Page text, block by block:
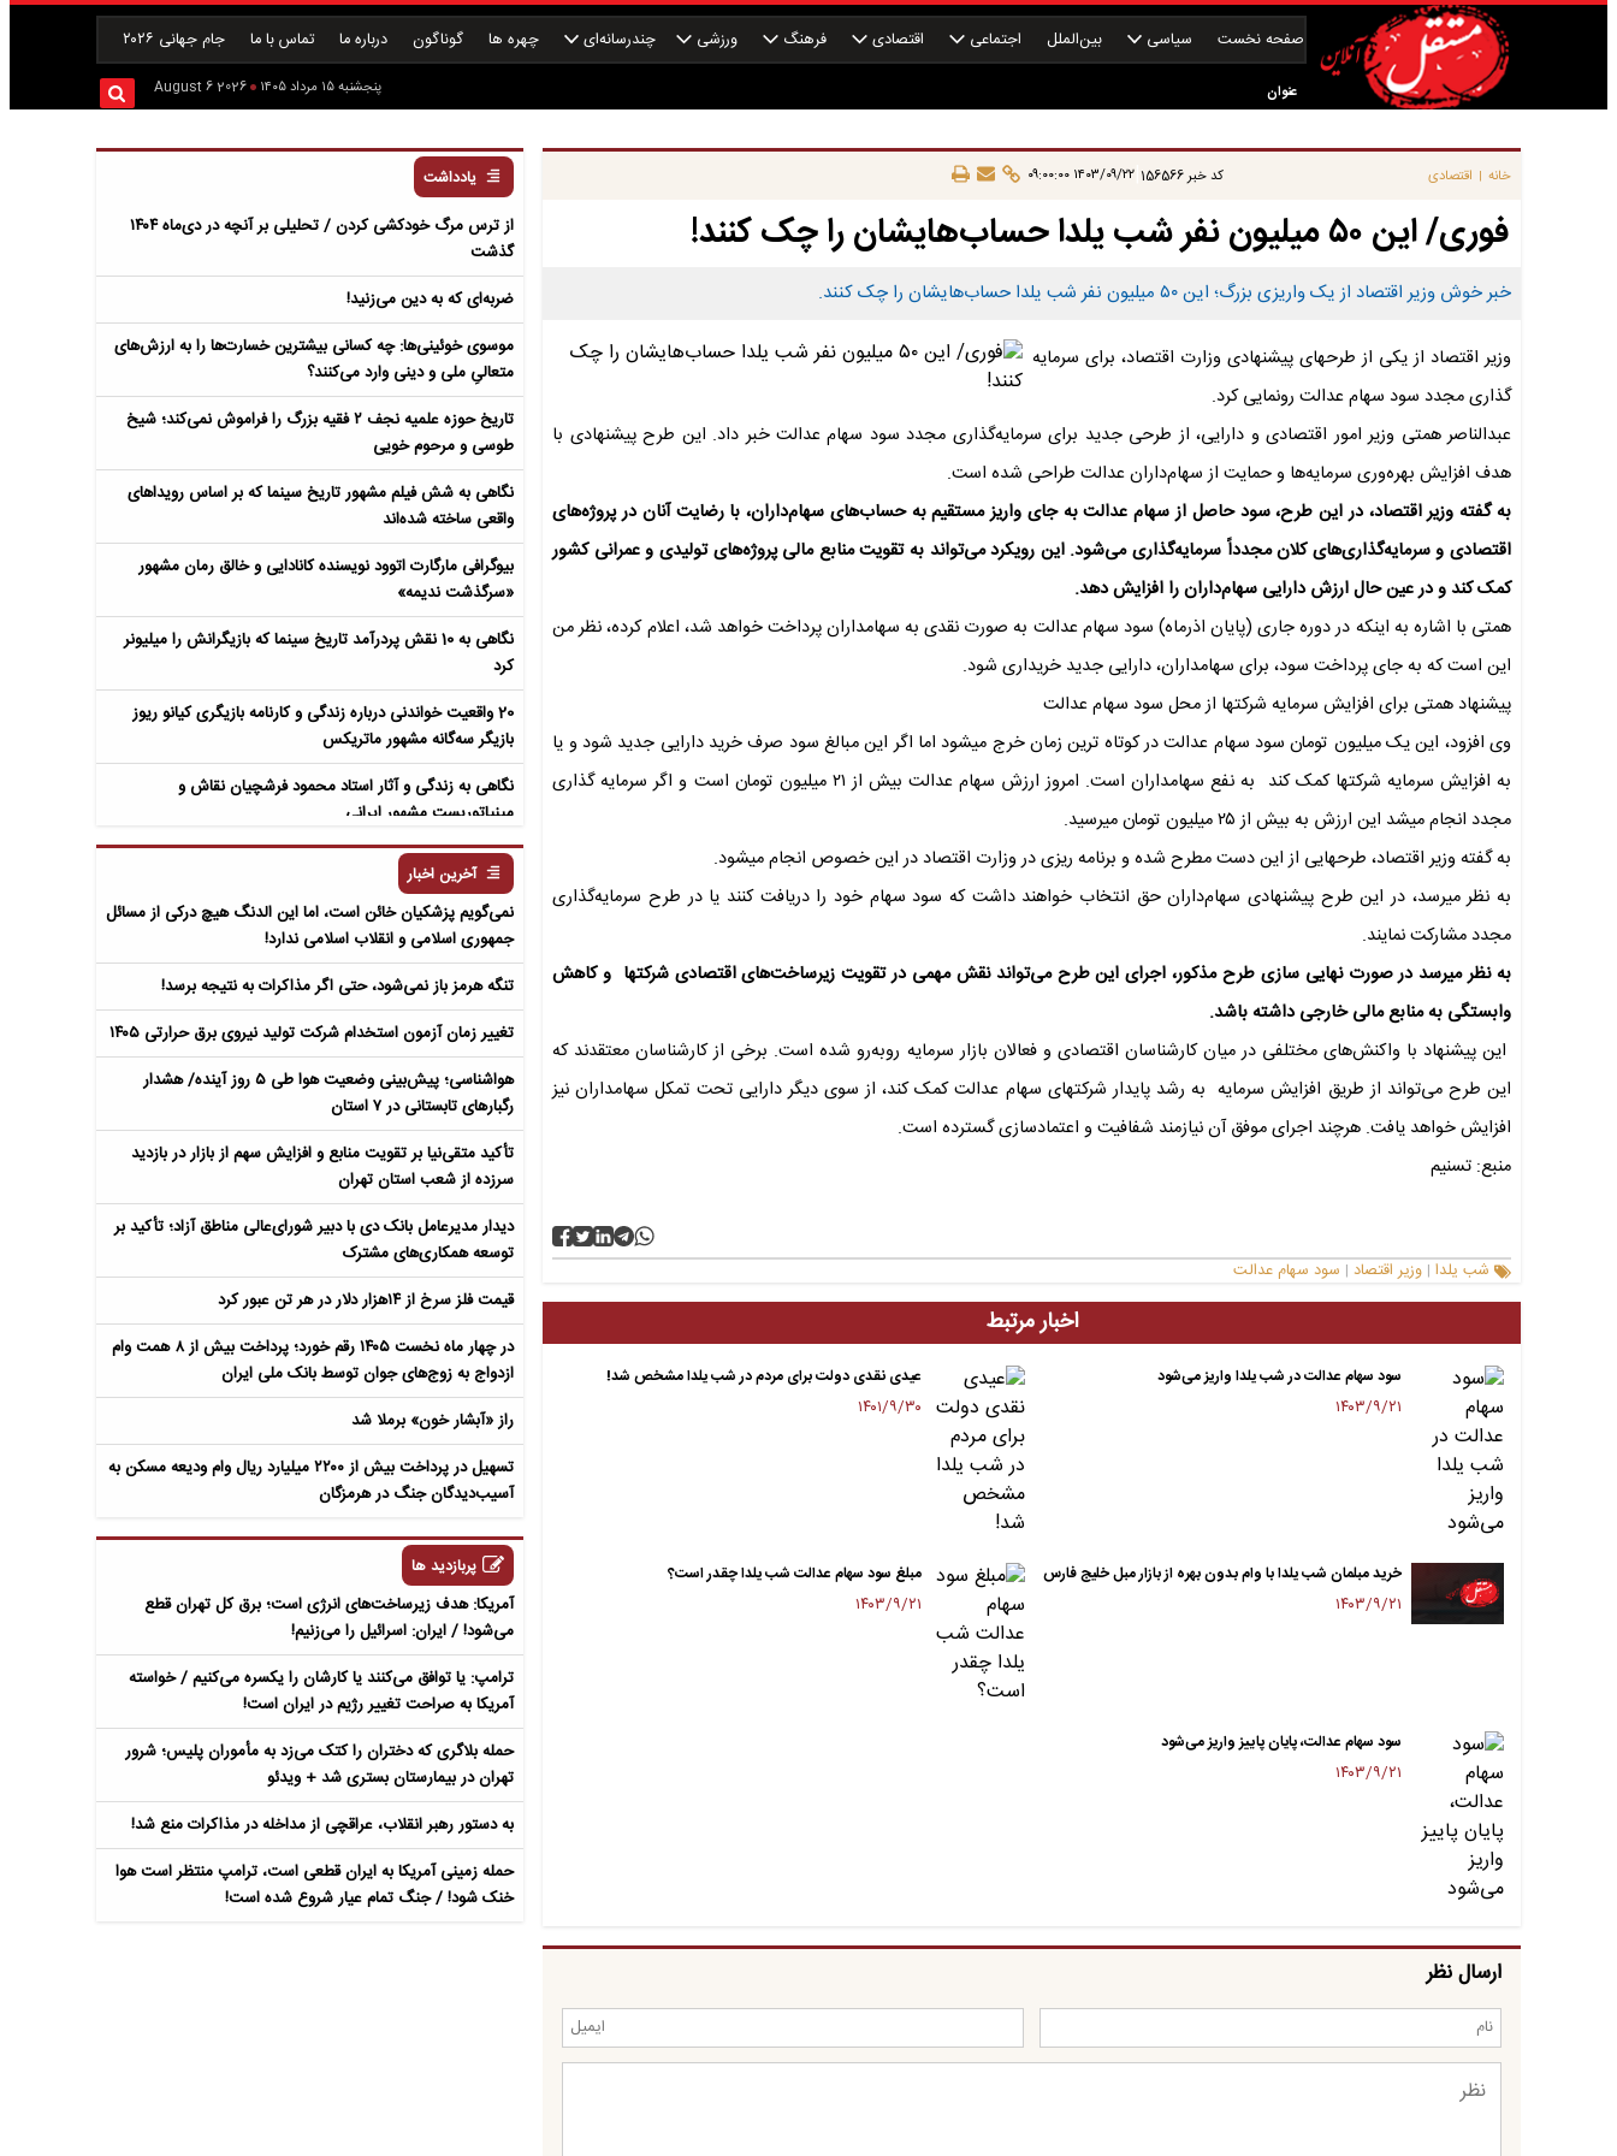
صفحه نخست سیاسی بین‌الملل اجتماعی اقتصادی فرهنگ ورزشی چندرسانه‌ای چهره ها گوناگون درباره ما تماس با ما جام جهانی ۲۰۲۶
عنوان پنجشنبه ۱۵ مرداد ۱۴۰۵ 2026 August 6
خانه | اقتصادی کد خبر156566
|۱۴۰۳/۰۹/۲۲ ۰۹:۰۰:۰۰
فوری/ این ۵۰ میلیون نفر شب یلدا حساب‌هایشان را چک کنند!
خبر خوش وزیر اقتصاد از یک واریزی بزرگ؛ این ۵۰ میلیون نفر شب یلدا حساب‌هایشان را چک کنند.
وزیر اقتصاد از یکی از طرحهای پیشنهادی وزارت اقتصاد، برای سرمایه
گذاری مجدد سود سهام عدالت رونمایی کرد.
عبدالناصر همتی وزیر امور اقتصادی و دارایی، از طرحی جدید برای سرمایه‌گذاری مجدد سود سهام عدالت خبر داد. این طرح پیشنهادی با
هدف افزایش بهره‌وری سرمایه‌ها و حمایت از سهام‌داران عدالت طراحی شده است.
به گفته وزیر اقتصاد، در این طرح، سود حاصل از سهام عدالت به جای واریز مستقیم به حساب‌های سهام‌داران، با رضایت آنان در پروژه‌های
اقتصادی و سرمایه‌گذاری‌های کلان مجدداً سرمایه‌گذاری می‌شود. این رویکرد می‌تواند به تقویت منابع مالی پروژه‌های تولیدی و عمرانی کشور
کمک کند و در عین حال ارزش دارایی سهام‌داران را افزایش دهد.
همتی با اشاره به اینکه در دوره جاری (پایان اذرماه) سود سهام عدالت به صورت نقدی به سهامداران پرداخت خواهد شد، اعلام کرده، نظر من
این است که به جای پرداخت سود، برای سهامداران، دارایی جدید خریداری شود.
پیشنهاد همتی برای افزایش سرمایه شرکتها از محل سود سهام عدالت
وی افزود، این یک میلیون تومان سود سهام عدالت در کوتاه ترین زمان خرج میشود اما اگر این مبالغ سود صرف خرید دارایی جدید شود و یا
به افزایش سرمایه شرکتها کمک کند به نفع سهامداران است. امروز ارزش سهام عدالت بیش از ۲۱ میلیون تومان است و اگر سرمایه گذاری
مجدد انجام میشد این ارزش به بیش از ۲۵ میلیون تومان میرسید.
به گفته وزیر اقتصاد، طرحهایی از این دست مطرح شده و برنامه ریزی در وزارت اقتصاد در این خصوص انجام میشود.
به نظر میرسد، در این طرح پیشنهادی سهام‌داران حق انتخاب خواهند داشت که سود سهام خود را دریافت کنند یا در طرح سرمایه‌گذاری
مجدد مشارکت نمایند.
به نظر میرسد در صورت نهایی سازی طرح مذکور، اجرای این طرح می‌تواند نقش مهمی در تقویت زیرساخت‌های اقتصادی شرکتها و کاهش
وابستگی به منابع مالی خارجی داشته باشد.
این پیشنهاد با واکنش‌های مختلفی در میان کارشناسان اقتصادی و فعالان بازار سرمایه روبه‌رو شده است. برخی از کارشناسان معتقدند که
این طرح می‌تواند از طریق افزایش سرمایه به رشد پایدار شرکتهای سهام عدالت کمک کند، از سوی دیگر دارایی تحت تمکل سهامداران نیز
افزایش خواهد یافت. هرچند اجرای موفق آن نیازمند شفافیت و اعتمادسازی گسترده است.
منبع: تسنیم
شب یلدا | وزیر اقتصاد | سود سهام عدالت
اخبار مرتبط
سود سهام عدالت در شب یلدا واریز می‌شود
۱۴۰۳/۹/۲۱
عیدی نقدی دولت برای مردم در شب یلدا مشخص شد!
۱۴۰۱/۹/۳۰
خرید مبلمان شب یلدا با وام بدون بهره از بازار مبل خلیج فارس
۱۴۰۳/۹/۲۱
مبلغ سود سهام عدالت شب یلدا چقدر است؟
۱۴۰۳/۹/۲۱
سود سهام عدالت، پایان پاییز واریز می‌شود
۱۴۰۳/۹/۲۱
ارسال نظر
یادداشت
از ترس مرگ خودکشی کردن / تحلیلی بر آنچه در دی‌ماه ۱۴۰۴
گذشت
ضربه‌ای که به دین می‌زنید!
موسوی خوئینی‌ها: چه کسانی بیشترین خسارت‌ها را به ارزش‌های
متعالیِ ملی و دینی وارد می‌کنند؟
تاریخ حوزه علمیه نجف ۲ فقیه بزرگ را فراموش نمی‌کند؛ شیخ
طوسی و مرحوم خویی
نگاهی به شش فیلم مشهور تاریخ سینما که بر اساس رویداهای
واقعی ساخته شده‌اند
بیوگرافی مارگارت اتوود نویسنده کانادایی و خالق رمان مشهور
«سرگذشت ندیمه»
نگاهی به 10 نقش پردرآمد تاریخ سینما که بازیگرانش را میلیونر
کرد
20 واقعیت خواندنی درباره زندگی و کارنامه بازیگری کیانو ریوز
بازیگر سه‌گانه مشهور ماتریکس
نگاهی به زندگی و آثار استاد محمود فرشچیان نقاش و
مینیاتوریست مشهور ایرانی
نگاهی به زندگی و آثار عباس معروفی نویسنده ایرانی و خالق رمان
سمفونی مردگان
آخرین اخبار
نمی‌گویم پزشکیان خائن است، اما این الدنگ هیچ درکی از مسائل
جمهوری اسلامی و انقلاب اسلامی ندارد!
تنگه هرمز باز نمی‌شود، حتی اگر مذاکرات به نتیجه برسد!
تغییر زمان آزمون استخدام شرکت تولید نیروی برق حرارتی ۱۴۰۵
هواشناسی؛ پیش‌بینی وضعیت هوا طی ۵ روز آینده/ هشدار
رگبارهای تابستانی در ۷ استان
تأکید متقی‌نیا بر تقویت منابع و افزایش سهم از بازار در بازدید
سرزده از شعب استان تهران
دیدار مدیرعامل بانک دی با دبیر شورای‌عالی مناطق آزاد؛ تأکید بر
توسعه همکاری‌های مشترک
قیمت فلز سرخ از ۱۴هزار دلار در هر تن عبور کرد
در چهار ماه نخست ۱۴۰۵ رقم خورد؛ پرداخت بیش از ۸ همت وام
ازدواج به زوج‌های جوان توسط بانک ملی ایران
راز «آبشار خون» برملا شد
تسهیل در پرداخت بیش از ۲۲۰۰ میلیارد ریال وام ودیعه مسکن به
آسیب‌دیدگان جنگ در هرمزگان
پربازدید ها
آمریکا: هدف زیرساخت‌های انرژی است؛ برق کل تهران قطع
می‌شود! / ایران: اسرائیل را می‌زنیم!
ترامپ: یا توافق می‌کنند یا کارشان را یکسره می‌کنیم / خواسته
آمریکا به صراحت تغییر رژیم در ایران است!
حمله بلاگری که دختران را کتک می‌زد به مأموران پلیس؛ شرور
تهران در بیمارستان بستری شد + ویدئو
به دستور رهبر انقلاب، عراقچی از مداخله در مذاکرات منع شد!
حمله زمینی آمریکا به ایران قطعی است، ترامپ منتظر است هوا
خنک شود! / جنگ تمام عیار شروع شده است!